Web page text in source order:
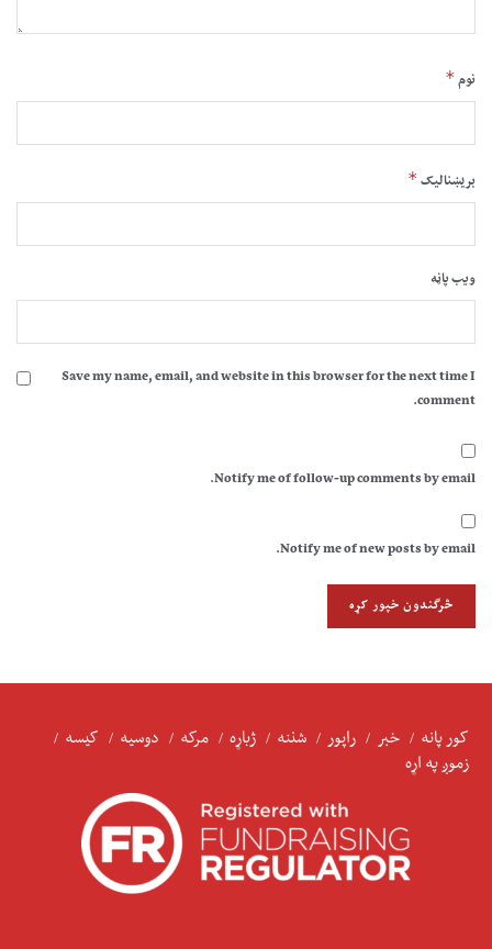
نوم*
بریښنالیک*
ویب پاڼه
Save my name, email, and website in this browser for the next time I
comment.
Notify me of follow-up comments by email.
Notify me of new posts by email.
کور پانه خبر راپور شننه ژباړه مرکه دوسیه
کیسه
زموږ په اړه